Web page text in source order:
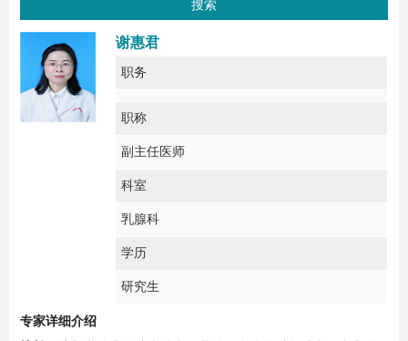
谢惠君
职务
职称
副主任医师
科室
乳腺科
学历
研究生
专家详细介绍